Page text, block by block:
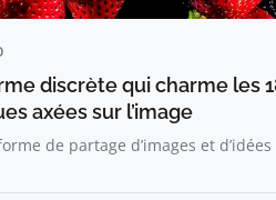
discrète qui charme les
axées sur l’image
de partage d’images et